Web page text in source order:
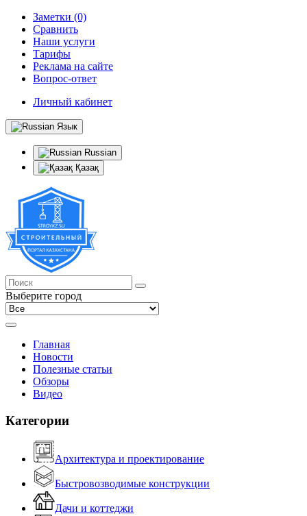
Заметки (0)
Сравнить
Наши услуги
Тарифы
Реклама на сайте
Вопрос-ответ
Личный кабинет
Язык
Russian
Қазақ
Выберите город
Главная
Новости
Полезные статьи
Обзоры
Видео
Категории
Архитектура и проектирование
Быстровозводимые конструкции
Дачи и коттеджи